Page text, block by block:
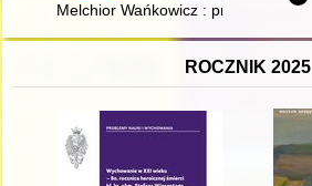
Melchior Wańkowicz : przypominany
ROCZNIK 2025